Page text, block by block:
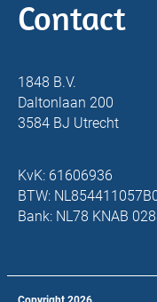
Contact
1848 B.V.
Daltonlaan 200
3584 BJ Utrecht
KvK: 61606936
BTW:
Bank: NL78 KNAB